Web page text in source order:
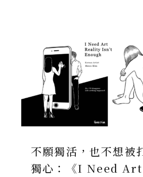
不願獨活，也不想被
獨心：《I Need Art